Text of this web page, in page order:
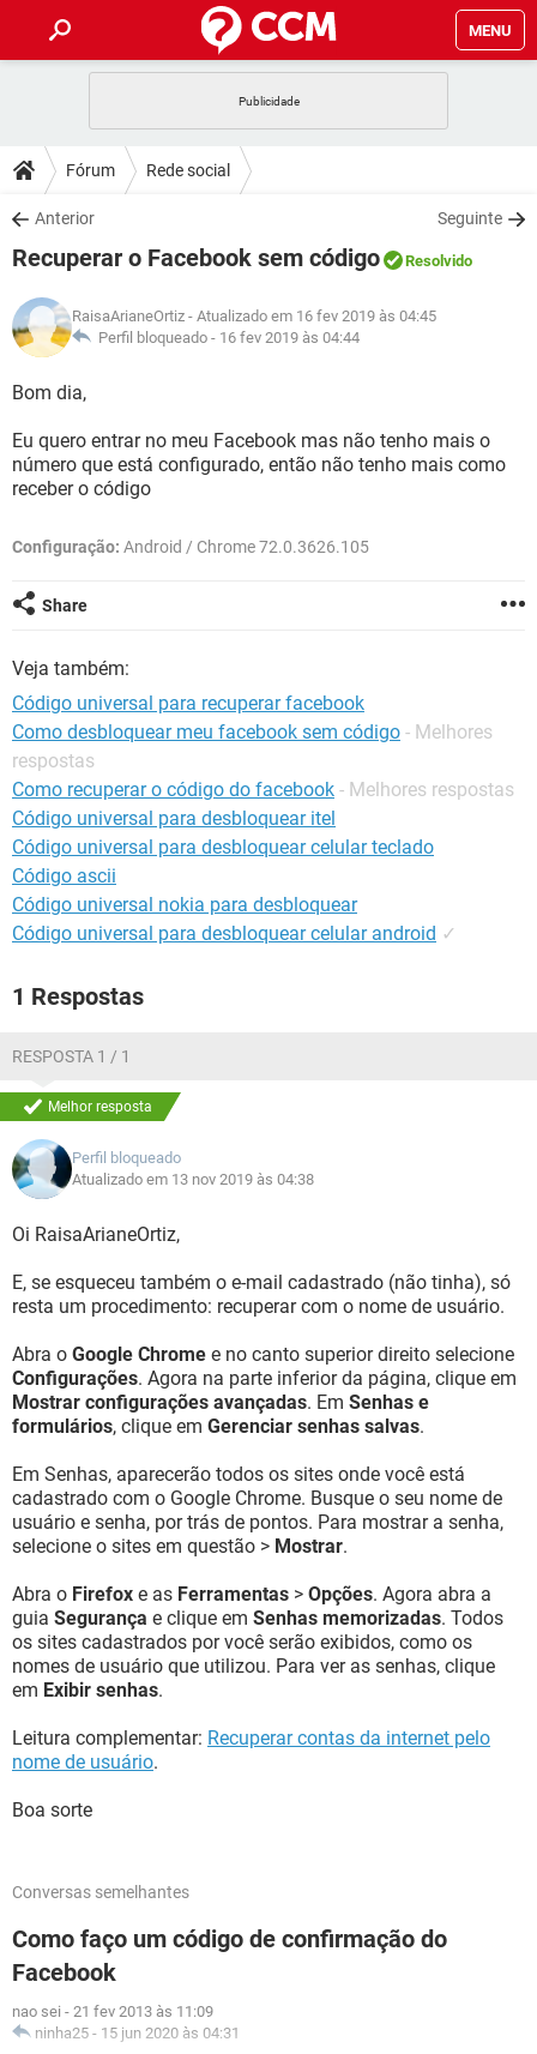
MENU
CELULAR
OUTLOOK
INSTAGRAM GMAIL
GUIA DE COMPRAS
DICAS
JOGOS
INSTAGRAM GMAIL
GUIA DE COMPRAS
DOWNLOADS
JOGOS WHATSAPP
CELULAR
OUTLOOK EXCEL
INSTAGRAM
FÓRUM
JOGOS WHATSAPP
CELULAR
OUTLOOK
INSTAGRAM GMAIL
GUIA DE COMPRAS
GLOSSÁRIO
JOGOS
OUTLOOK EXCEL
GUIA DE COMPRAS
Fórum Rede social
Anterior Seguinte
Recuperar o Facebook sem código Resolvido
RaisaArianeOrtiz - Atualizado em 16 fev 2019 às 04:45
Perfil bloqueado - 16 fev 2019 às 04:44
Bom dia,
Eu quero entrar no meu Facebook mas não tenho mais o
número que está configurado, então não tenho mais como
receber o código
Configuração: Android / Chrome 72.0.3626.105
Share
Veja também:
Código universal para recuperar facebook
Como desbloquear meu facebook sem código - Melhores
respostas
Como recuperar o código do facebook - Melhores respostas
Código universal para desbloquear itel
Código universal para desbloquear celular teclado
Código ascii
Código universal nokia para desbloquear
Código universal para desbloquear celular android ✓
1 Respostas
RESPOSTA 1 / 1
Melhor resposta
Perfil bloqueado
Atualizado em 13 nov 2019 às 04:38
Oi RaisaArianeOrtiz,
E, se esqueceu também o e-mail cadastrado (não tinha), só
resta um procedimento: recuperar com o nome de usuário.
Abra o Google Chrome e no canto superior direito selecione
Configurações. Agora na parte inferior da página, clique em
Mostrar configurações avançadas. Em Senhas e
formulários, clique em Gerenciar senhas salvas.
Em Senhas, aparecerão todos os sites onde você está
cadastrado com o Google Chrome. Busque o seu nome de
usuário e senha, por trás de pontos. Para mostrar a senha,
selecione o sites em questão > Mostrar.
Abra o Firefox e as Ferramentas > Opções. Agora abra a
guia Segurança e clique em Senhas memorizadas. Todos
os sites cadastrados por você serão exibidos, como os
nomes de usuário que utilizou. Para ver as senhas, clique
em Exibir senhas.
Leitura complementar: Recuperar contas da internet pelo
nome de usuário.
Boa sorte
Conversas semelhantes
Como faço um código de confirmação do
Facebook
nao sei - 21 fev 2013 às 11:09
ninha25 - 15 jun 2020 às 04:31